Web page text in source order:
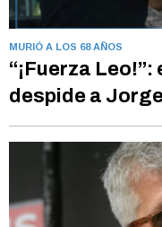
MURIÓ A LOS 68 AÑOS
“¡Fuerza
despide a